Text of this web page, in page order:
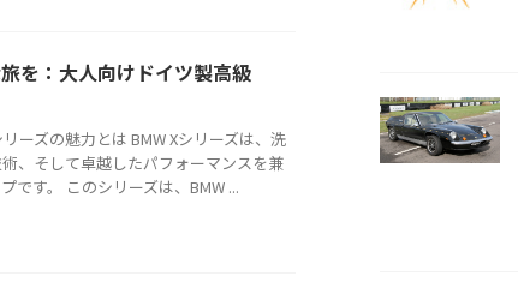
を：大人向けドイツ製高級
ーズの魅力とは BMW Xシリーズは、洗
、そして卓越したパフォーマンスを兼
です。 このシリーズは、BMW ...